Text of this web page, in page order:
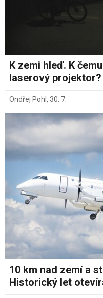
K zemi hleď. K
laserový projektor?
Ondřej Pohl , 30. 7.
10 km nad zemí a
Historický let